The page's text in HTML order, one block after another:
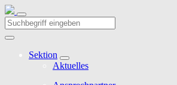
Sektion
Aktuelles